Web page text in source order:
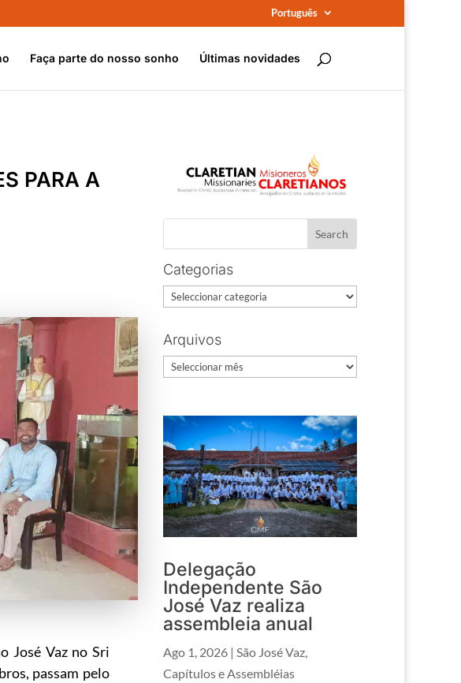
Português
Faça parte do nosso sonho Últimas novidades
PARA A
José Vaz no Sri
passam pelo
Categorias
Categorias
Arquivos
Arquivos
Delegação
Independente São
José Vaz realiza
assembleia anual
Ago 1, 2026 |São José Vaz,
Capítulos e Assembléias